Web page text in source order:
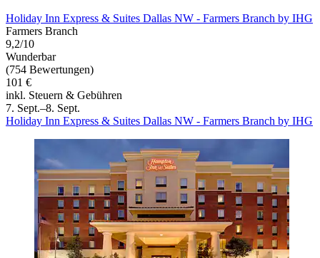
Holiday Inn Express & Suites Dallas NW - Farmers Branch by IHG
Farmers Branch
9,2/10
Wunderbar
(754 Bewertungen)
101 €
inkl. Steuern & Gebühren
7. Sept.–8. Sept.
Holiday Inn Express & Suites Dallas NW - Farmers Branch by IHG